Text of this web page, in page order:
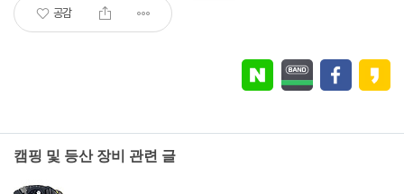
공감
캠핑 및 등산 장비 관련 글